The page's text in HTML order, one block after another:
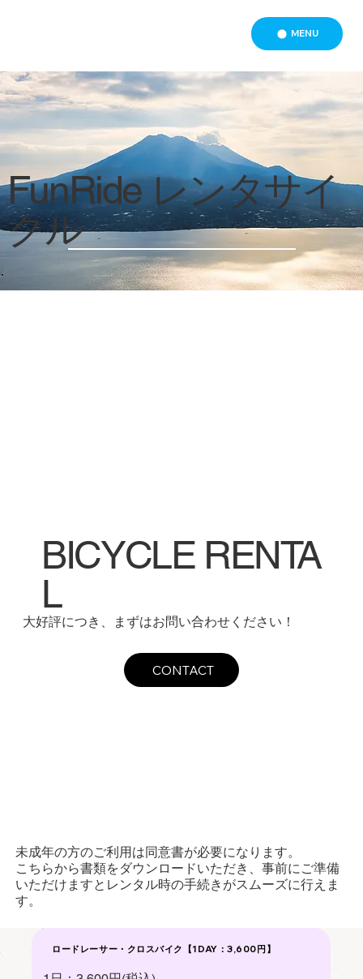
MENU
FunRide レンタサイ
クル
BICYCLE RENTA
L
大好評につき、まずはお問い合わせください！
CONTACT
未成年の方のご利用は同意書が必要になります。
​こちらから書類をダウンロードいただき、事前にご準備
いただけますとレンタル時の手続きがスムーズに行えま
す。
ロードレーサー・クロスバイク【1DAY：3,600円】